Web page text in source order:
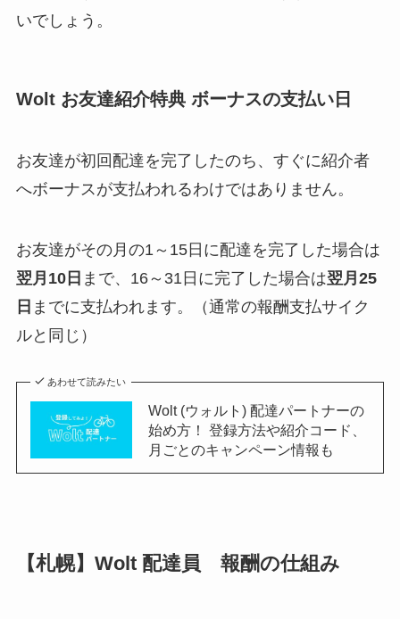
いでしょう。
Wolt お友達紹介特典 ボーナスの支払い日
お友達が初回配達を完了したのち、すぐに紹介者
へボーナスが支払われるわけではありません。
お友達がその月の1～15日に配達を完了した場合は
翌月10日 まで、16～31日に完了した場合は翌月25
日 までに支払われます。（通常の報酬支払サイク
ルと同じ）
あわせて読みたい
Wolt (ウォルト) 配達パートナーの
始め方！ 登録方法や紹介コード、
月ごとのキャンペーン情報も
【札幌】Wolt 配達員 報酬の仕組み